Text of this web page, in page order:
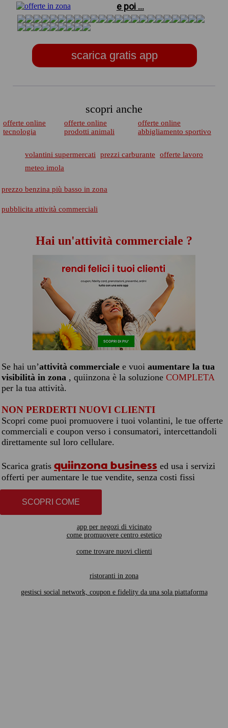
e poi ...
scarica gratis app
scopri anche
offerte online
tecnologia
offerte online
prodotti animali
offerte online
abbigliamento sportivo
volantini supermercati prezzi carburante
offerte lavoro
meteo imola
prezzo benzina più basso in zona
pubblicita attività commerciali
Hai un'attività commerciale ?
Se hai un’attività commerciale e vuoi aumentare la tua
visibilità in zona , quiinzona è la soluzione COMPLETA
per la tua attività.
NON PERDERTI NUOVI CLIENTI
Scopri come puoi promuovere i tuoi volantini, le tue offerte
commerciali e coupon verso i consumatori, intercettandoli
direttamente sul loro cellulare.
Scarica gratis quiinzona business ed usa i servizi
offerti per aumentare le tue vendite, senza costi fissi
SCOPRI COME
app per negozi di vicinato
come promuovere centro estetico
come trovare nuovi clienti
ristoranti in zona
gestisci social network, coupon e fidelity da una sola piattaforma